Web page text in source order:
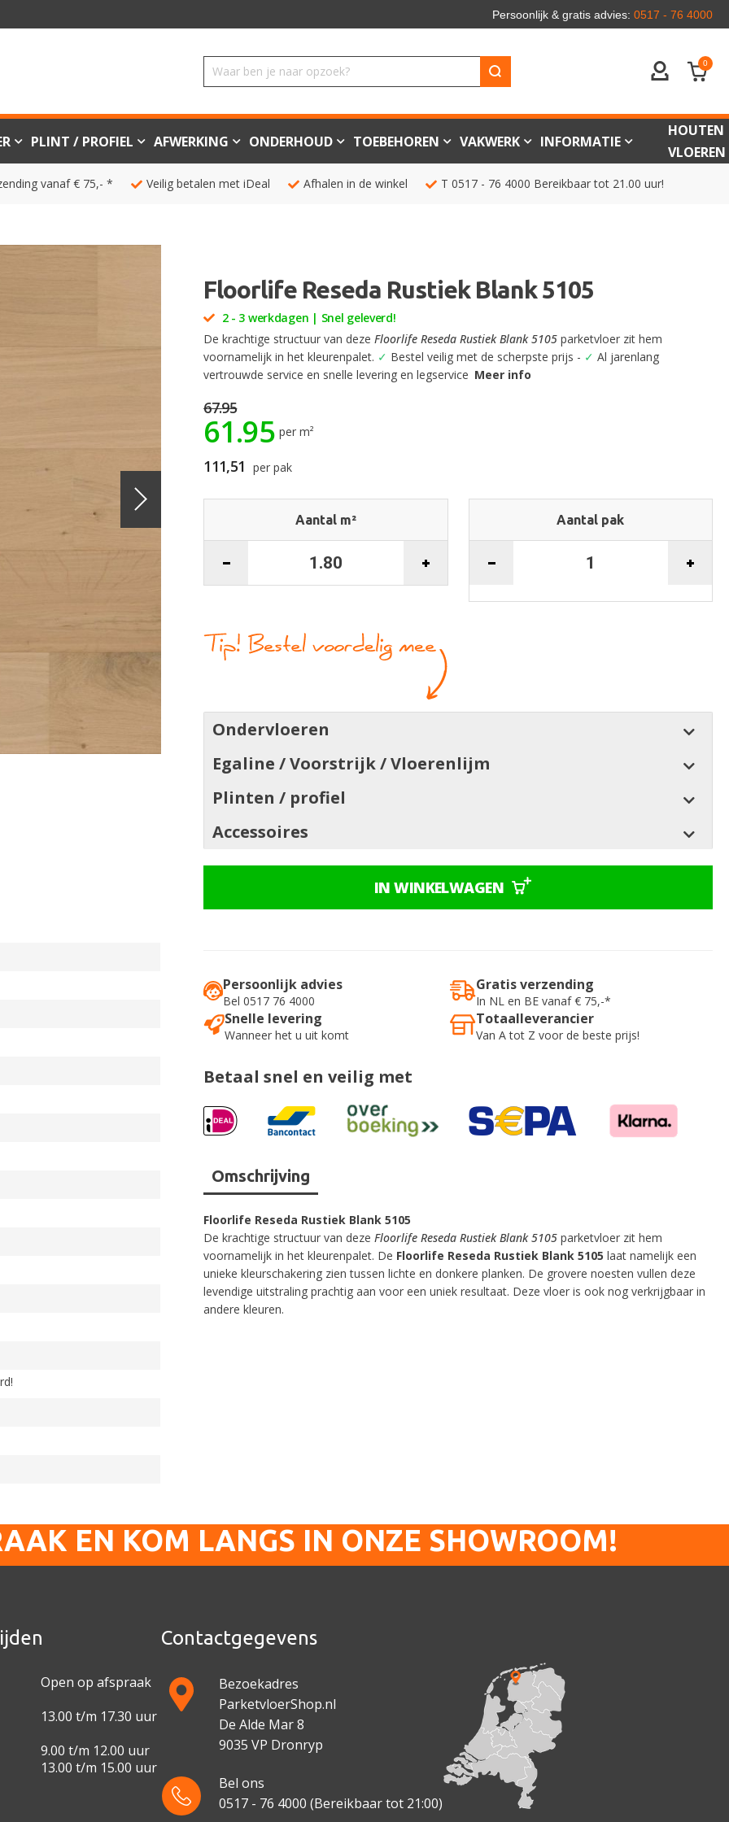
Persoonlijk & gratis advies: 0517 - 76 4000
ACCOUNT
0
PLINT / PROFIEL AFWERKING ONDERHOUD TOEBEHOREN VAKWERK INFORMATIE
HOUTEN
VLOEREN
vanaf € 75,- * Veilig betalen met iDeal Afhalen in de winkel T 0517 - 76 4000 Bereikbaar tot 21.00 uur!
Floorlife Reseda Rustiek Blank 5105
2 - 3 werkdagen | Snel geleverd!
De krachtige structuur van dezeFloorlife Reseda Rustiek Blank 5105 parketvloer zit hem
voornamelijk in het kleurenpalet. ✓ Bestel veilig met de scherpste prijs - ✓ Al jarenlang
vertrouwde service en snelle levering en legservice Meer info
67.95
61.95 per m²
111,51 per pak
Aantal pak
Aantal m²
Ondervloeren
Egaline / Voorstrijk / Vloerenlijm
Plinten / profiel
Accessoires
IN WINKELWAGEN
Persoonlijk advies
Bel 0517 76 4000
Gratis verzending
In NL en BE vanaf € 75,-*
Snelle levering
Wanneer het u uit komt
Totaalleverancier
Van A tot Z voor de beste prijs!
Betaal snel en veilig met
Omschrijving
Floorlife Reseda Rustiek Blank 5105
De krachtige structuur van dezeFloorlife Reseda Rustiek Blank 5105 parketvloer zit hem
voornamelijk in het kleurenpalet. De Floorlife Reseda Rustiek Blank 5105 laat namelijk een
unieke kleurschakering zien tussen lichte en donkere planken. De grovere noesten vullen deze
levendige uitstraling prachtig aan voor een uniek resultaat. Deze vloer is ook nog verkrijgbaar in
andere kleuren.
EN KOM LANGS IN ONZE SHOWROOM!
Open op afspraak
13.00 t/m 17.30 uur
9.00 t/m 12.00 uur
13.00 t/m 15.00 uur
Contactgegevens
Bezoekadres
ParketvloerShop.nl
De Alde Mar 8
9035 VP Dronryp
Bel ons
0517 - 76 4000 (Bereikbaar tot 21:00)